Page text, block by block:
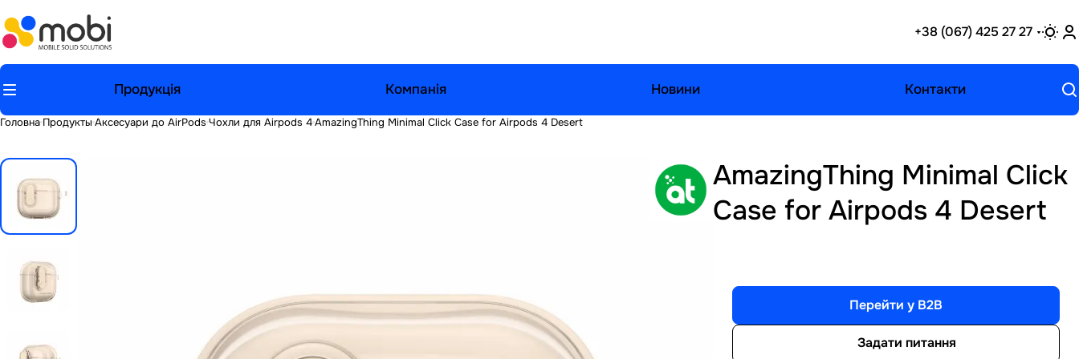
+38 (067) 425 27 27
Продукція Компанія Новини Контакти
Головна Продукты Аксесуари до AirPods Чохли для Airpods 4AmazingThing Minimal Click Case for Airpods 4 Desert
AmazingThing Minimal Click
Case for Airpods 4 Desert
Перейти у B2B
Задати питання